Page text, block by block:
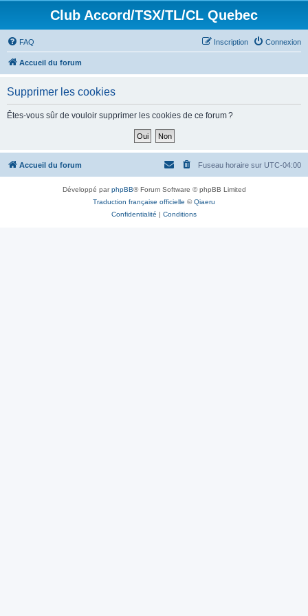
Club Accord/TSX/TL/CL Quebec
FAQ Connexion
Inscription
Accueil du forum
Supprimer les cookies
Êtes-vous sûr de vouloir supprimer les cookies de ce forum ?
Accueil du forum Fuseau horaire sur UTC-04:00
Développé parphpBB® Forum Software © phpBB Limited
Traduction française officielle ©Qiaeru
Confidentialité | Conditions